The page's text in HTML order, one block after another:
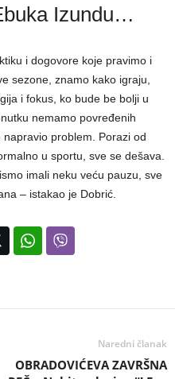
Izundu…
i dogovore koje pravimo i
sezone, znamo kako igraju,
i fokus, ko bude be bolji u
nemamo povređenih
problem. Porazi od
u sportu, sve se dešava.
imali neku veću pauzu, sve
– istakao je Dobrić.
Naredni članak
OBRADOVIĆEVA ZAVRŠNA